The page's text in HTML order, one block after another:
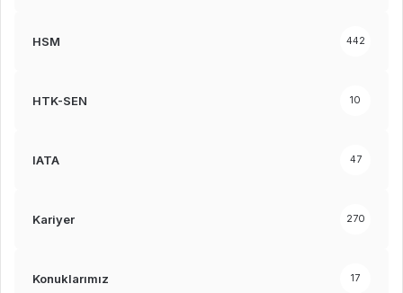
HSM 442
HTK-SEN 10
IATA 47
Kariyer 270
Konuklarımız 17